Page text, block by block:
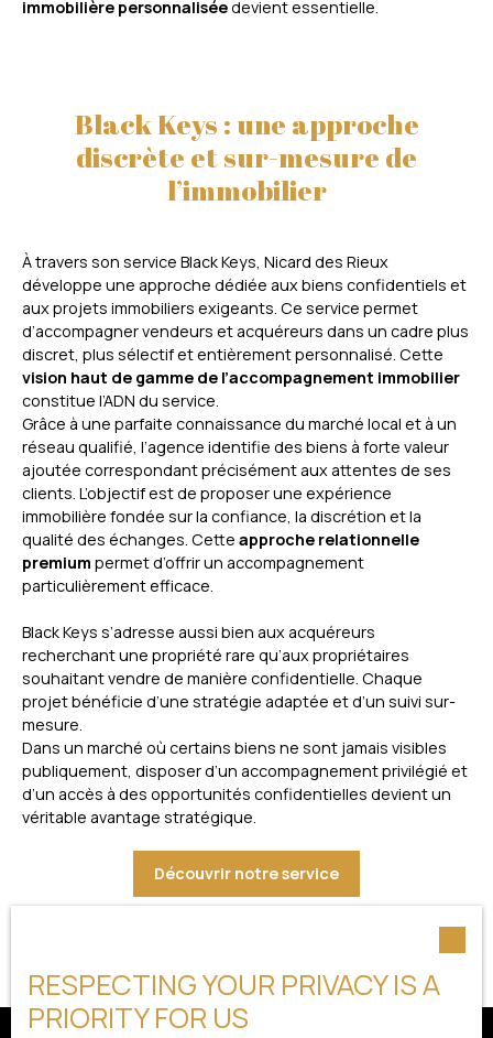
immobilière personnaliséedevient essentielle.
Black Keys : une approche
discrète et sur-mesure de
l’immobilier
À travers son service Black Keys, Nicard des Rieux
développe une approche dédiée aux biens confidentiels et
aux projets immobiliers exigeants. Ce service permet
d’accompagner vendeurs et acquéreurs dans un cadre plus
discret, plus sélectif et entièrement personnalisé. Cette
vision haut de gamme de l’accompagnement immobilier
constitue l’ADN du service.
Grâce à une parfaite connaissance du marché local et à un
réseau qualifié, l’agence identifie des biens à forte valeur
ajoutée correspondant précisément aux attentes de ses
clients. L’objectif est de proposer une expérience
immobilière fondée sur la confiance, la discrétion et la
qualité des échanges. Cette approche relationnelle
premium permet d’offrir un accompagnement
particulièrement efficace.
Black Keys s’adresse aussi bien aux acquéreurs
recherchant une propriété rare qu’aux propriétaires
souhaitant vendre de manière confidentielle. Chaque
projet bénéficie d’une stratégie adaptée et d’un suivi sur-
mesure.
Dans un marché où certains biens ne sont jamais visibles
publiquement, disposer d’un accompagnement privilégié et
d’un accès à des opportunités confidentielles devient un
véritable avantage stratégique.
Découvrir notre service
RESPECTING YOUR PRIVACY IS A
PRIORITY FOR US